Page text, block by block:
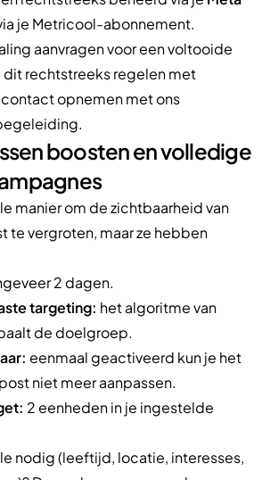
je Metricool-abonnement.
aanvragen voor een voltooide
dit rechtstreeks regelen met
opnemen met ons
boosten en volledige
manier om de zichtbaarheid van
te vergroten, maar ze hebben
2 dagen.
targeting: het algoritme van
de doelgroep.
eenmaal geactiveerd kun je het
niet meer aanpassen.
2 eenheden in je ingestelde
nodig (leeftijd, locatie, interesses,